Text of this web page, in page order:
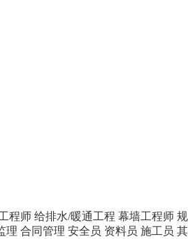
程师 给排水/暖通工程 幕墙工程师 规
理 合同管理 安全员 资料员 施工员 其